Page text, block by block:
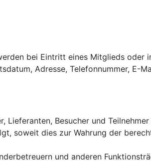
bei Eintritt eines Mitglieds oder
Adresse, Telefonnummer, E-
Besucher und
soweit dies zur Wahrung der
und anderen